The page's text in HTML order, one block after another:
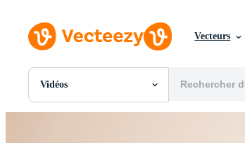
Vecteurs
Vidéos
Toutes Images